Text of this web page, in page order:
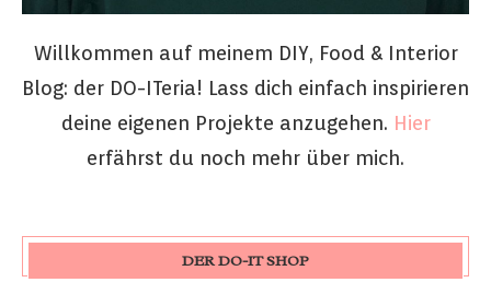
Willkommen auf meinem DIY, Food & Interior
Blog: der DO-ITeria! Lass dich einfach inspirieren
deine eigenen Projekte anzugehen. Hier
erfährst du noch mehr über mich.
DER DO-IT SHOP